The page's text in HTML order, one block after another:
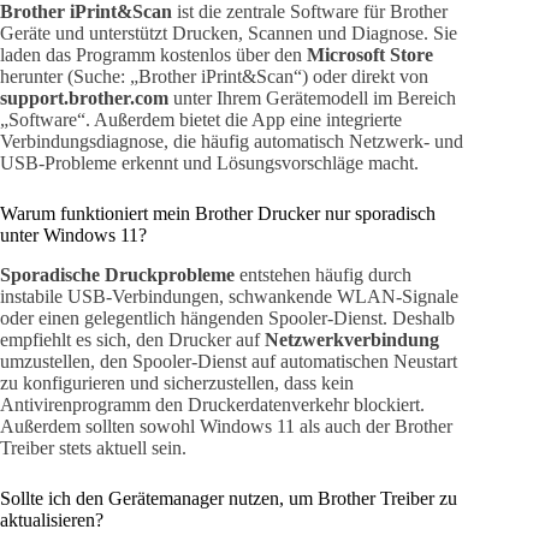
Brother iPrint&Scan ist die zentrale Software für Brother
Geräte und unterstützt Drucken, Scannen und Diagnose. Sie
laden das Programm kostenlos über den Microsoft Store
herunter (Suche: „Brother iPrint&Scan“) oder direkt von
support.brother.com unter Ihrem Gerätemodell im Bereich
„Software“. Außerdem bietet die App eine integrierte
Verbindungsdiagnose, die häufig automatisch Netzwerk- und
USB-Probleme erkennt und Lösungsvorschläge macht.
Warum funktioniert mein Brother Drucker nur sporadisch
unter Windows 11?
Sporadische Druckprobleme entstehen häufig durch
instabile USB-Verbindungen, schwankende WLAN-Signale
oder einen gelegentlich hängenden Spooler-Dienst. Deshalb
empfiehlt es sich, den Drucker aufNetzwerkverbindung
umzustellen, den Spooler-Dienst auf automatischen Neustart
zu konfigurieren und sicherzustellen, dass kein
Antivirenprogramm den Druckerdatenverkehr blockiert.
Außerdem sollten sowohl Windows 11 als auch der Brother
Treiber stets aktuell sein.
Sollte ich den Gerätemanager nutzen, um Brother Treiber zu
aktualisieren?